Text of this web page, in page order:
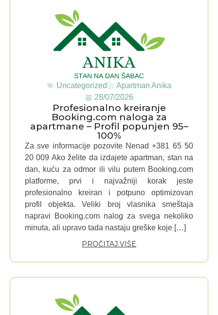
Uncategorized
Apartman Anika
28/07/2026
Profesionalno kreiranje
Booking.com naloga za
apartmane – Profil popunjen 95–
100%
Za sve informacije pozovite Nenad +381 65 50
20 009 Ako želite da izdajete apartman, stan na
dan, kuću za odmor ili vilu putem Booking.com
platforme, prvi i najvažniji korak jeste
profesionalno kreiran i potpuno optimizovan
profil objekta. Veliki broj vlasnika smeštaja
napravi Booking.com nalog za svega nekoliko
minuta, ali upravo tada nastaju greške koje […]
PROČITAJ VIŠE